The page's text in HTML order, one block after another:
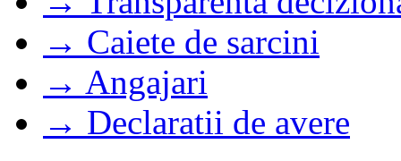
→ Caiete de sarcini
→ Angajari
→ Declaratii de avere